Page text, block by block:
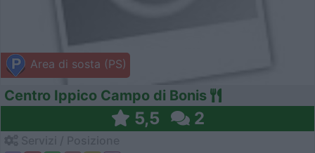
Area di sosta (PS)
Centro Ippico Campo di Bonis
5,5 2